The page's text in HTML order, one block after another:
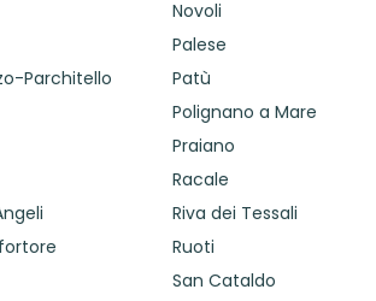
Novoli
Palese
Parchitello
Patù
Polignano a Mare
Praiano
Racale
Riva dei Tessali
Ruoti
San Cataldo